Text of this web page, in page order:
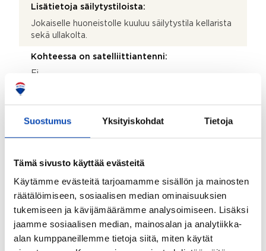
Suostumus Yksityiskohdat Tietoja
Tämä sivusto käyttää evästeitä
Käytämme evästeitä tarjoamamme sisällön ja mainosten
räätälöimiseen, sosiaalisen median ominaisuuksien
tukemiseen ja kävijämäärämme analysoimiseen. Lisäksi
jaamme sosiaalisen median, mainosalan ja analytiikka-
alan kumppaneillemme tietoja siitä, miten käytät
Lisätietoja säilytystiloista:
Jokaiselle huoneistolle kuuluu säilytystila kellarista
sekä ullakolta.
Kohteessa on satelliittiantenni:
Ei
Kohde myydään kalustettuna:
Ei